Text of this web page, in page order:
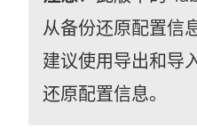
从备份还原配置信
建议使用导出和导
还原配置信息。